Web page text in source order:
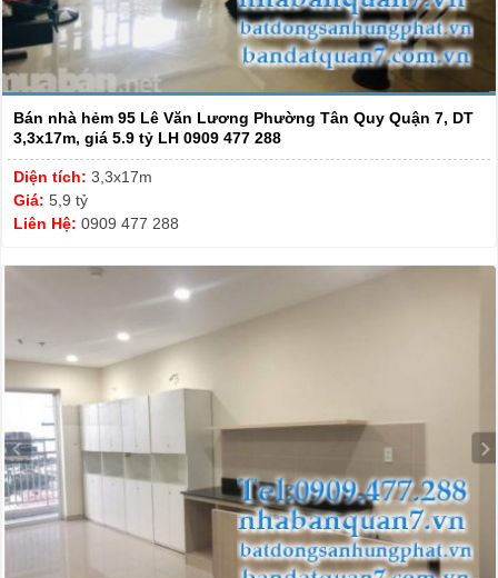
Bán nhà hẻm 95 Lê Văn Lương Phường Tân Quy Quận 7, DT
3,3x17m, giá 5.9 tỷ LH 0909 477 288
Diện tích: 3,3x17m
Giá: 5,9 tỷ
Liên Hệ: 0909 477 288